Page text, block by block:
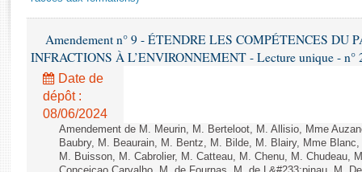
Rapports d'enquête
Rapports sur l'application des lois
Baromètre de l’application des lois
Dossiers législatifs
Budget et sécurité sociale
Questions écrites et orales
Comptes rendus des débats
Amendement n° 9 - ÉTENDRE LES COMPÉTENCES DU
INFRACTIONS À L’ENVIRONNEMENT - Lecture unique - n°
Date de
dépôt :
08/06/2024
Amendement de M. Meurin, M. Berteloot, M. Allisio, Mme
Baubry, M. Beaurain, M. Bentz, M. Bilde, M. Blairy, Mme
M. Buisson, M. Cabrolier, M. Catteau, M. Chenu, M. Chudeau,